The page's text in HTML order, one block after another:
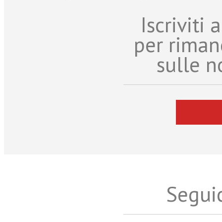
Iscriviti
per
sulle